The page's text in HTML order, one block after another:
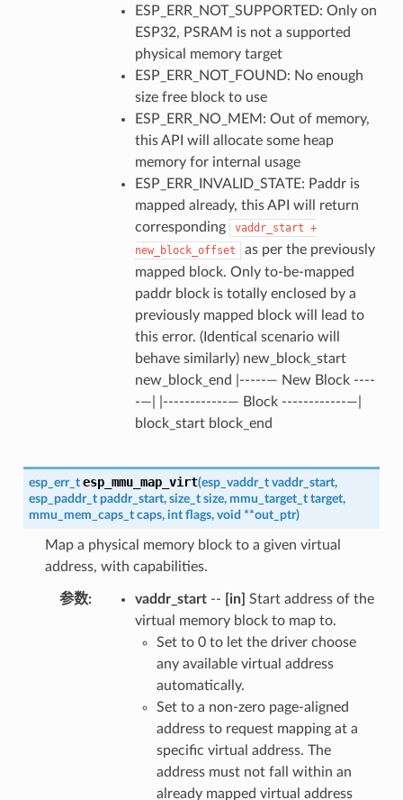
ESP_ERR_NOT_SUPPORTED: Only on
ESP32, PSRAM is not a supported
physical memory target
ESP_ERR_NOT_FOUND: No enough
size free block to use
ESP_ERR_NO_MEM: Out of memory,
this API will allocate some heap
memory for internal usage
ESP_ERR_INVALID_STATE: Paddr is
mapped already, this API will return
corresponding
vaddr_start +
new_block_offset
as per the previously
mapped block. Only to-be-mapped
paddr block is totally enclosed by a
previously mapped block will lead to
this error. (Identical scenario will
behave similarly) new_block_start
new_block_end |-----— New Block ----
-—| |------------— Block ------------—|
block_start block_end
esp_err_t esp_mmu_map_virt(esp_vaddr_t vaddr_start,
esp_paddr_t paddr_start, size_t size, mmu_target_t target,
mmu_mem_caps_t caps, int flags, void **out_ptr)
Map a physical memory block to a given virtual
address, with capabilities.
参数: vaddr_start-- [in] Start address of the
virtual memory block to map to.
Set to 0 to let the driver choose
any available virtual address
automatically.
Set to a non-zero page-aligned
address to request mapping at a
specific virtual address. The
address must not fall within an
already mapped virtual address